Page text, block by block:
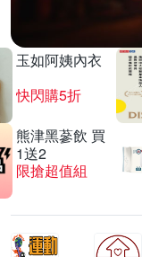
玉如阿姨內衣
快閃購5折
熊津黑蔘飲 買
1送2
限搶超值組